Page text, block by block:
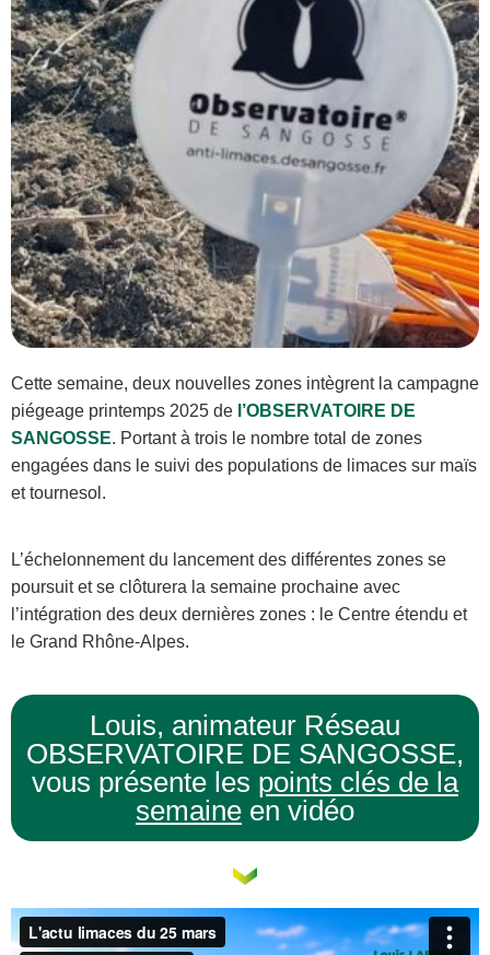
Cette semaine, deux nouvelles zones intègrent la campagne
piégeage printemps 2025 de l’OBSERVATOIRE DE
SANGOSSE. Portant à trois le nombre total de zones
engagées dans le suivi des populations de limaces sur maïs
et tournesol.
L’échelonnement du lancement des différentes zones se
poursuit et se clôturera la semaine prochaine avec
l’intégration des deux dernières zones : le Centre étendu et
le Grand Rhône-Alpes.
Louis, animateur Réseau
OBSERVATOIRE DE SANGOSSE,
vous présente les points clés de la
semaine en vidéo